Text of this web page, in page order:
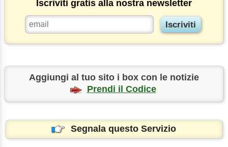
Iscriviti gratis alla nostra newsletter
Aggiungi al tuo sito i box con le notizie
Prendi il Codice
Segnala questo Servizio